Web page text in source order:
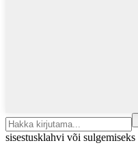
sisestusklahvi või